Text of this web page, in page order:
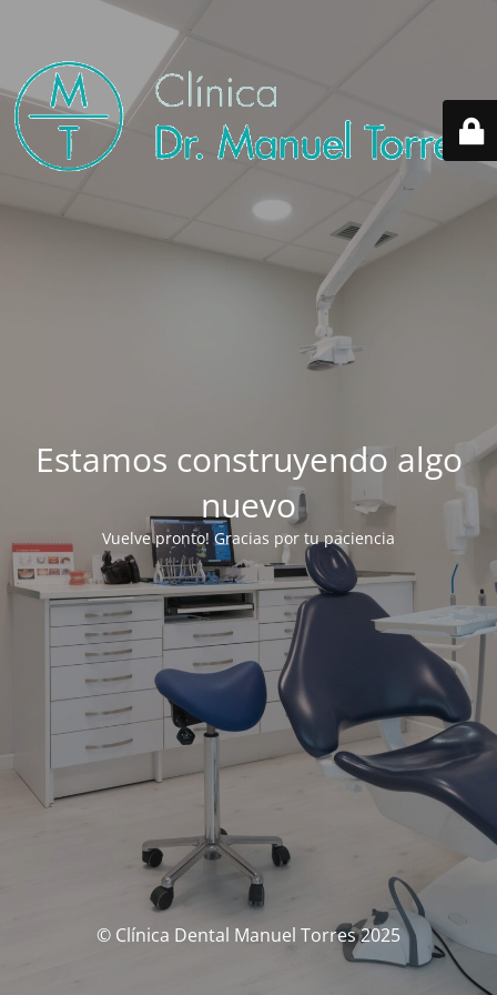
Estamos construyendo algo
nuevo
Vuelve pronto! Gracias por tu paciencia
© Clínica Dental Manuel Torres 2025